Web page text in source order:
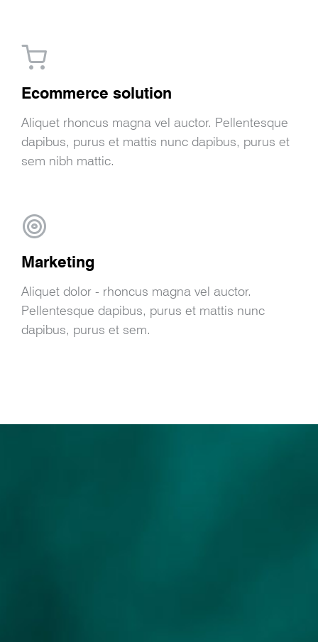
Ecommerce solution
Aliquet rhoncus magna vel auctor. Pellentesque
dapibus, purus et mattis nunc dapibus, purus et
sem nibh mattic.
Marketing
Aliquet dolor - rhoncus magna vel auctor.
Pellentesque dapibus, purus et mattis nunc
dapibus, purus et sem.